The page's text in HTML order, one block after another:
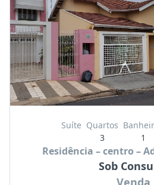
Suíte Quartos
3
1
Residência – centro –
Sob
Venda